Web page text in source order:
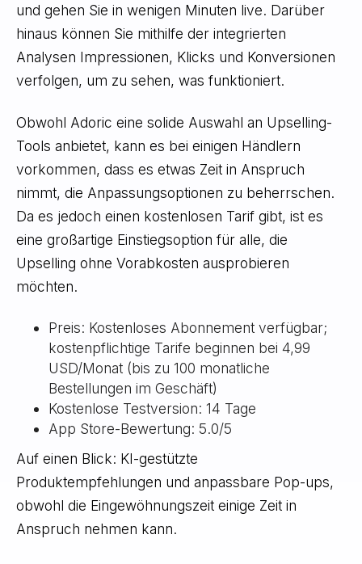
und gehen Sie in wenigen Minuten live. Darüber
hinaus können Sie mithilfe der integrierten
Analysen Impressionen, Klicks und Konversionen
verfolgen, um zu sehen, was funktioniert.
Obwohl Adoric eine solide Auswahl an Upselling-
Tools anbietet, kann es bei einigen Händlern
vorkommen, dass es etwas Zeit in Anspruch
nimmt, die Anpassungsoptionen zu beherrschen.
Da es jedoch einen kostenlosen Tarif gibt, ist es
eine großartige Einstiegsoption für alle, die
Upselling ohne Vorabkosten ausprobieren
möchten.
Preis: Kostenloses Abonnement verfügbar;
kostenpflichtige Tarife beginnen bei 4,99
USD/Monat (bis zu 100 monatliche
Bestellungen im Geschäft)
Kostenlose Testversion: 14 Tage
App Store-Bewertung: 5.0/5
Auf einen Blick: KI-gestützte
Produktempfehlungen und anpassbare Pop-ups,
obwohl die Eingewöhnungszeit einige Zeit in
Anspruch nehmen kann.